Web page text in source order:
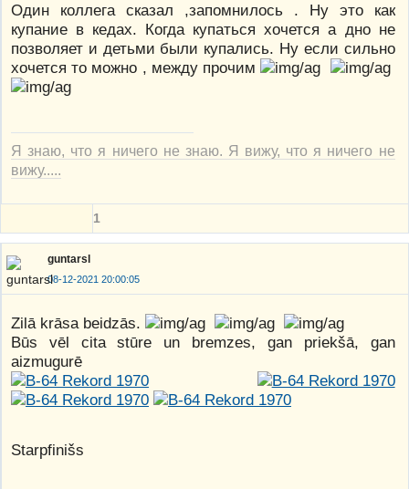
Один коллега сказал ,запомнилось . Ну это как
купание в кедах. Когда купаться хочется а дно не
позволяет и детьми были купались. Ну если сильно
хочется то можно , между прочим
Я знаю, что я ничего не знаю. Я вижу, что я ничего не
вижу.....
1
guntarsl
08-12-2021 20:00:05
Zilā krāsa beidzās.
Būs vēl cita stūre un bremzes, gan priekšā, gan
aizmugurē
Starpfinišs